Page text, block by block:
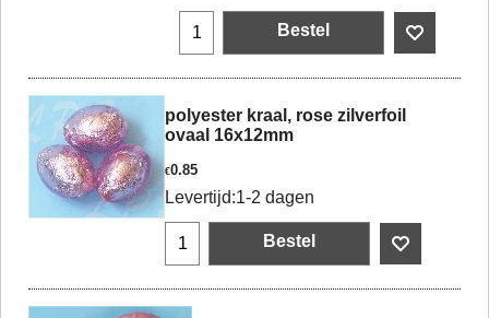
Bestel
polyester kraal, rose zilverfoil
ovaal 16x12mm
€0.85
Levertijd:1-2 dagen
Bestel